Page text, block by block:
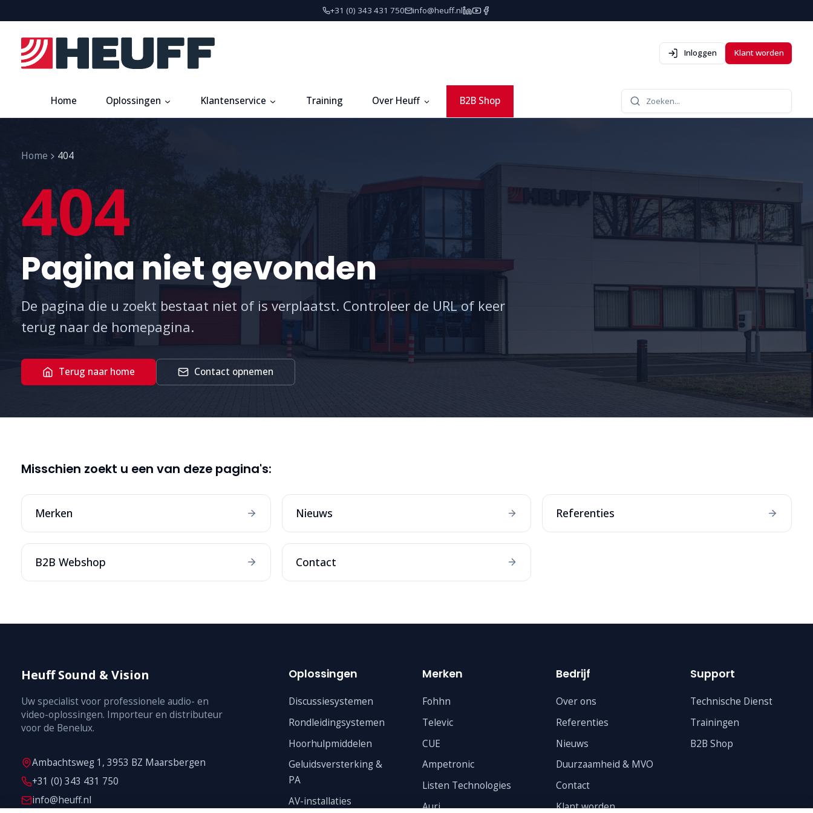
+31 (0) 343 431 750 info@heuff.nl
Inloggen Klant worden
Home Oplossingen Klantenservice Training Over Heuff B2B Shop Zoeken...
Home 404
404
Pagina niet gevonden
De pagina die u zoekt bestaat niet of is verplaatst. Controleer de URL of keer
terug naar de homepagina.
Terug naar home Contact opnemen
Misschien zoekt u een van deze pagina's:
Merken Nieuws Referenties
B2B Webshop Contact
Heuff Sound & Vision
Uw specialist voor professionele audio- en
video-oplossingen. Importeur en distributeur
voor de Benelux.
Ambachtsweg 1, 3953 BZ Maarsbergen
+31 (0) 343 431 750
info@heuff.nl
Oplossingen
Discussiesystemen
Rondleidingsystemen
Hoorhulpmiddelen
Geluidsversterking &
PA
AV-installaties
Merken
Fohhn
Televic
CUE
Ampetronic
Listen Technologies
Auri
Bedrijf
Over ons
Referenties
Nieuws
Duurzaamheid & MVO
Contact
Klant worden
Support
Technische Dienst
Trainingen
B2B Shop